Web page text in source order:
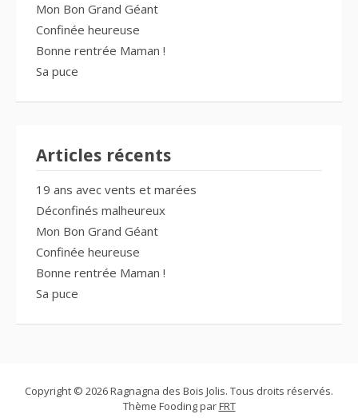
Mon Bon Grand Géant
Confinée heureuse
Bonne rentrée Maman !
Sa puce
Articles récents
19 ans avec vents et marées
Déconfinés malheureux
Mon Bon Grand Géant
Confinée heureuse
Bonne rentrée Maman !
Sa puce
Copyright © 2026 Ragnagna des Bois Jolis. Tous droits réservés.
Thème Fooding parFRT